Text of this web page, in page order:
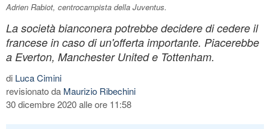
Adrien Rabiot, centrocampista della Juventus.
La società bianconera potrebbe decidere di cedere il
francese in caso di un'offerta importante. Piacerebbe
a Everton, Manchester United e Tottenham.
di Luca Cimini
revisionato da Maurizio Ribechini
30 dicembre 2020 alle ore 11:58